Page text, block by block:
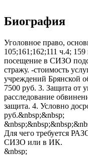
Биография
Уголовное право,
105;161;162;111 ч.4;
посещение в СИЗО
стражу. -стоимость
учреждений
7500 руб. 3. Защита от
расследование
защита. 4. Условно
руб.&nbsp;&nbsp;
Для чего
СИЗО или в ИК.
&nbsp;